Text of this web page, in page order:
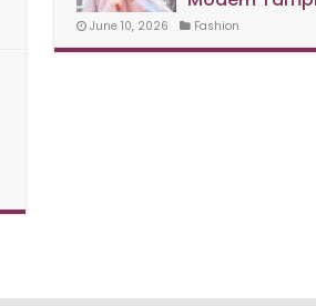
June 10, 2026 Fashion